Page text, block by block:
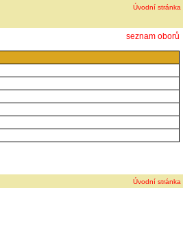
Úvodní stránka
seznam oborů
Úvodní stránka